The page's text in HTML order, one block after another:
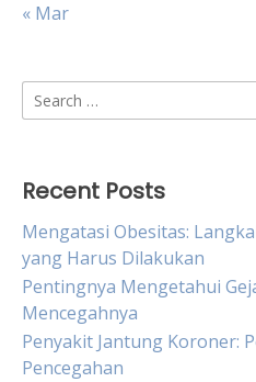
« Mar
Search
for:
Recent Posts
Mengatasi Obesitas:
yang Harus Dilakukan
Pentingnya Mengetahui
Mencegahnya
Penyakit Jantung Koroner:
Pencegahan